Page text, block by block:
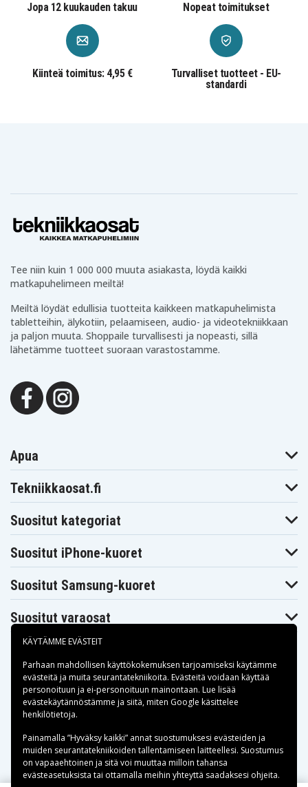
Jopa 12 kuukauden takuu Nopeat toimitukset
Kiinteä toimitus: 4,95 €
Turvalliset tuotteet - EU-
standardi
Tee niin kuin 1 000 000 muuta asiakasta, löydä kaikki
matkapuhelimeen meiltä!
Meiltä löydät edullisia tuotteita kaikkeen matkapuhelimista
tabletteihin, älykotiin, pelaamiseen, audio- ja videotekniikkaan
ja paljon muuta. Shoppaile turvallisesti ja nopeasti, sillä
lähetämme tuotteet suoraan varastostamme.
Apua
Tekniikkaosat.fi
Suositut kategoriat
Suositut iPhone-kuoret
Suositut Samsung-kuoret
Suositut varaosat
Maksuvaihtoehdot
Toimitusvaihtoehdot
KÄYTÄMME EVÄSTEIT
Parhaan mahdollisen käyttökokemuksen tarjoamiseksi käytämme
evästeitä ja muita seurantatekniikoita. Evästeitä voidaan käyttää
personoituun ja ei-personoituun mainontaan. Lue lisää
evästekäytännöstämme ja siitä, miten Google käsittelee
henkilötietoja.
Painamalla ”Hyväksy kaikki” annat suostumuksesi evästeiden ja
muiden seurantatekniikoiden tallentamiseen laitteellesi. Suostumus
on vapaaehtoinen ja sitä voi muuttaa milloin tahansa
evästeasetuksista tai ottamalla meihin yhteyttä saadaksesi ohjeita.